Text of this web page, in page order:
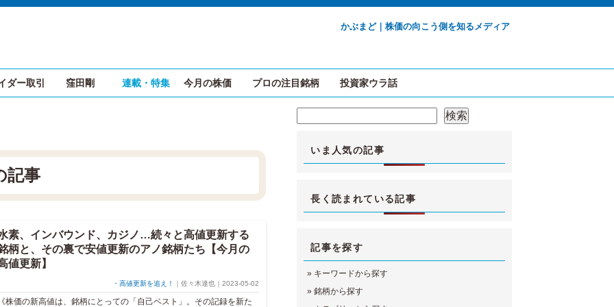
かぶまど｜株価の向こう側を知るメディア
ダー取引 窪田剛 連載・特集 今月の株価 プロの注目銘柄 投資家ウラ話
記事
素、インバウンド、カジノ…続々と高値更新する
柄と、その裏で安値更新のアノ銘柄たち【今月の
値更新】
・高値更新を追え！ ｜佐々木達也｜2023-05-02
株価の新高値は、銘柄にとっての「自己ベスト」。その記録を新た
検索
いま人気の記事
長く読まれている記事
記事を探す
» キーワードから探す
»銘柄から探す